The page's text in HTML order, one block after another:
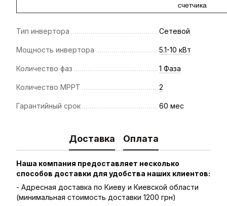
счетчика
Тип инвертора Сетевой
Мощность инвертора 5.1-10 кВт
Количество фаз 1 Фаза
Количество MPPT 2
Гарантийный срок 60 мес
Доставка Оплата
Наша компания предоставляет несколько
способов доставки для удобства наших клиентов:
- Адресная доставка по Киеву и Киевской области
(минимальная стоимость доставки 1200 грн)